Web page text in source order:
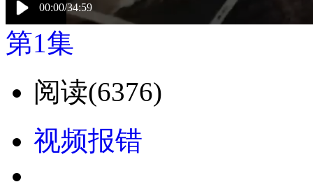
00:00/34:59
第1集
阅读(6376)
视频报错